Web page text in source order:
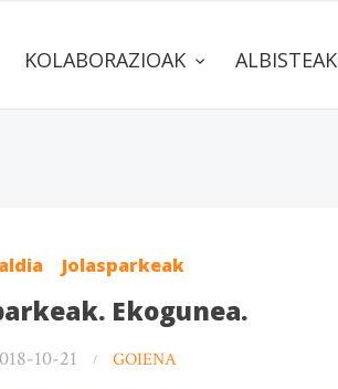
KOLABORAZIOAK ALBISTEAK
Jolasparkeak
Ekogunea.
10-21 GOIENA